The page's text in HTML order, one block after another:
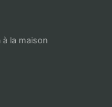
la maison